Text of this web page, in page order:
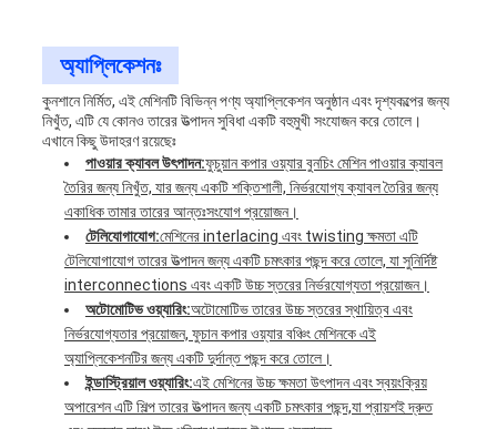
অ্যাপ্লিকেশনঃ
কুনশানে নির্মিত, এই মেশিনটি বিভিন্ন পণ্য অ্যাপ্লিকেশন অনুষ্ঠান এবং দৃশ্যকল্পের জন্য
নিখুঁত, এটি যে কোনও তারের উত্পাদন সুবিধা একটি বহুমুখী সংযোজন করে তোলে।
এখানে কিছু উদাহরণ রয়েছেঃ
পাওয়ার ক্যাবল উৎপাদন:ফুচুয়ান কপার ওয়্যার বুনচিং মেশিন পাওয়ার ক্যাবল
তৈরির জন্য নিখুঁত, যার জন্য একটি শক্তিশালী, নির্ভরযোগ্য ক্যাবল তৈরির জন্য
একাধিক তামার তারের আন্তঃসংযোগ প্রয়োজন।
টেলিযোগাযোগ:মেশিনের interlacing এবং twisting ক্ষমতা এটি
টেলিযোগাযোগ তারের উত্পাদন জন্য একটি চমৎকার পছন্দ করে তোলে, যা সুনির্দিষ্ট
interconnections এবং একটি উচ্চ স্তরের নির্ভরযোগ্যতা প্রয়োজন।
অটোমোটিভ ওয়্যারিং:অটোমোটিভ তারের উচ্চ স্তরের স্থায়িত্ব এবং
নির্ভরযোগ্যতার প্রয়োজন, ফুচান কপার ওয়্যার বঞ্চিং মেশিনকে এই
অ্যাপ্লিকেশনটির জন্য একটি দুর্দান্ত পছন্দ করে তোলে।
ইন্ডাস্ট্রিয়াল ওয়্যারিং:এই মেশিনের উচ্চ ক্ষমতা উৎপাদন এবং স্বয়ংক্রিয়
অপারেশন এটি শিল্প তারের উত্পাদন জন্য একটি চমৎকার পছন্দ,যা প্রায়শই দ্রুত